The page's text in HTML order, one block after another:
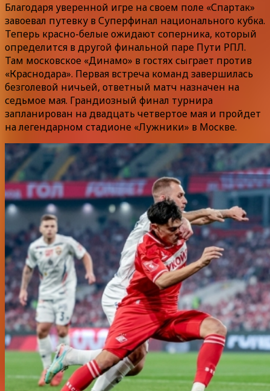
Благодаря уверенной игре на своем поле «Спартак»
завоевал путевку в Суперфинал национального кубка.
Теперь красно-белые ожидают соперника, который
определится в другой финальной паре Пути РПЛ.
Там московское «Динамо» в гостях сыграет против
«Краснодара». Первая встреча команд завершилась
безголевой ничьей, ответный матч назначен на
седьмое мая. Грандиозный финал турнира
запланирован на двадцать четвертое мая и пройдет
на легендарном стадионе «Лужники» в Москве.